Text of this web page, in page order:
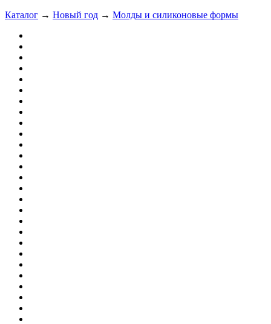
Каталог → Новый год → Молды и силиконовые формы